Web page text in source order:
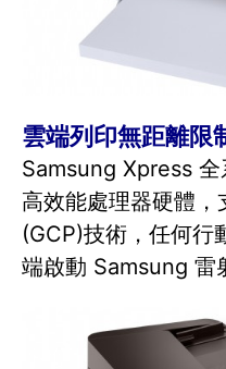
雲端列印無距離限
Samsung Xpress 全
高效能處理器硬體
(GCP)技術，任何行
端啟動 Samsung 雷